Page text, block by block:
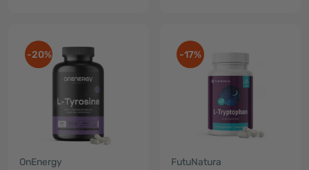
-20%
OnEnergy
-17%
FutuNatura